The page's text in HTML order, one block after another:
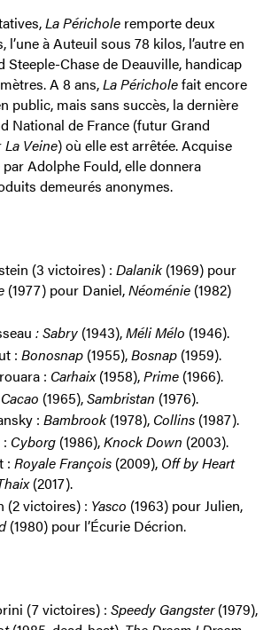
La Périchole remporte deux
à Auteuil sous 78 kilos, l’autre en
Steeple-Chase de Deauville, handicap
A 8 ans,La Péricholefait encore
public, mais sans succès, la dernière
National de France (futur Grand
La Veine) où elle est arrêtée. Acquise
Adolphe Fould, elle donnera
demeurés anonymes.
(3 victoires) : Dalanik(1969) pour
(1977) pour Daniel,Néoménie(1982)
: Sabry (1943),Méli Mélo (1946).
: Bonosnap(1955),Bosnap(1959).
: Carhaix(1958),Prime(1966).
Cacao (1965),Sambristan (1976).
: Bambrook(1978), Collins(1987).
Cyborg(1986),Knock Down (2003).
: Royale François(2009), Off by Heart
(2017).
(2 victoires) : Yasco (1963) pour Julien,
(1980) pour l’Écurie Décrion.
(7 victoires) : Speedy Gangster(1979),